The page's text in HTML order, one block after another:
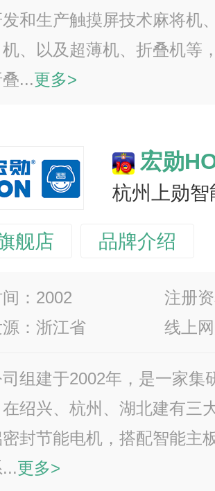
和生产触摸屏技术麻将机
、以及超薄机、折叠机等
...更多>
宏勋
杭州上勋
舰店 品牌介绍
：2002
注册
：浙江省
线上
组建于2002年，是一家集
绍兴、杭州、湖北建有三
封节能电机，搭配智能主
更多>